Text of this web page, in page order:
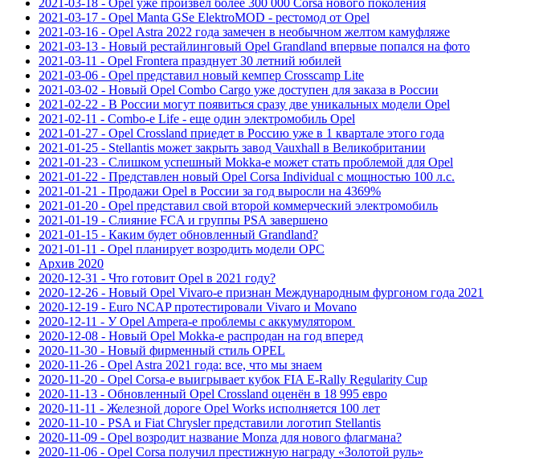
2021-03-18 - Opel уже произвел более 300 000 Corsa нового поколения
2021-03-17 - Opel Manta GSe ElektroMOD - рестомод от Opel
2021-03-16 - Opel Astra 2022 года замечен в необычном желтом камуфляже
2021-03-13 - Новый рестайлинговый Opel Grandland впервые попался на фото
2021-03-11 - Opel Frontera празднует 30 летний юбилей
2021-03-06 - Opel представил новый кемпер Crosscamp Lite
2021-03-02 - Новый Opel Combo Cargo уже доступен для заказа в России
2021-02-22 - В России могут появиться сразу две уникальных модели Opel
2021-02-11 - Combo-e Life - еще один электромобиль Opel
2021-01-27 - Opel Crossland приедет в Россию уже в 1 квартале этого года
2021-01-25 - Stellantis может закрыть завод Vauxhall в Великобритании
2021-01-23 - Слишком успешный Mokka-e может стать проблемой для Opel
2021-01-22 - Представлен новый Opel Corsa Individual с мощностью 100 л.с.
2021-01-21 - Продажи Opel в России за год выросли на 4369%
2021-01-20 - Opel представил свой второй коммерческий электромобиль
2021-01-19 - Слияние FCA и группы PSA завершено
2021-01-15 - Каким будет обновленный Grandland?
2021-01-11 - Opel планирует возродить модели OPC
Архив 2020
2020-12-31 - Что готовит Opel в 2021 году?
2020-12-26 - Новый Opel Vivaro-e признан Международным фургоном года 2021
2020-12-19 - Euro NCAP протестировали Vivaro и Movano
2020-12-11 - У Opel Ampera-e проблемы с аккумулятором
2020-12-08 - Новый Opel Mokka-e распродан на год вперед
2020-11-30 - Новый фирменный стиль OPEL
2020-11-26 - Opel Astra 2021 года: все, что мы знаем
2020-11-20 - Opel Corsa-e выигрывает кубок FIA E-Rally Regularity Cup
2020-11-13 - Обновленный Opel Crossland оценён в 18 995 евро
2020-11-11 - Железной дороге Opel Works исполняется 100 лет
2020-11-10 - PSA и Fiat Chrysler представили логотип Stellantis
2020-11-09 - Opel возродит название Monza для нового флагмана?
2020-11-06 - Opel Corsa получил престижную награду «Золотой руль»